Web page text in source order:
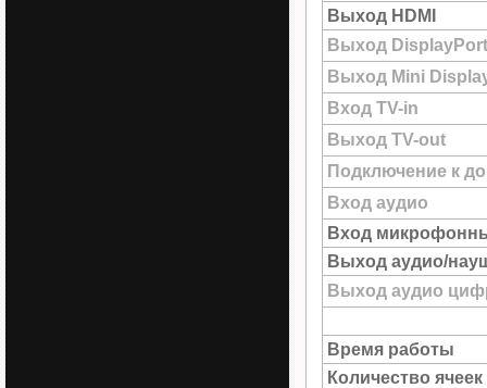
Выход HDMI
Выход DisplayPort
Выход Mini
Вход TV-in
Выход TV-out
Подключение к
Вход аудио
Вход
Выход аудио/
Выход аудио
Время работы
Количество